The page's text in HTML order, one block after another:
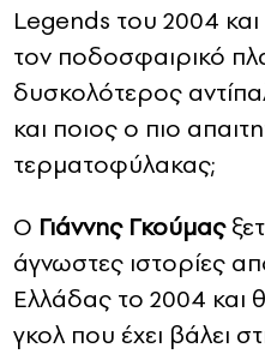
Legends του 2004
τον ποδοσφαιρικό
δυσκολότερος
και ποιος ο πιο
τερματοφύλακας;
Ο Γιάννης Γκούμας
άγνωστες ιστορίες
Ελλάδας το 2004 και
γκολ που έχει βάλει